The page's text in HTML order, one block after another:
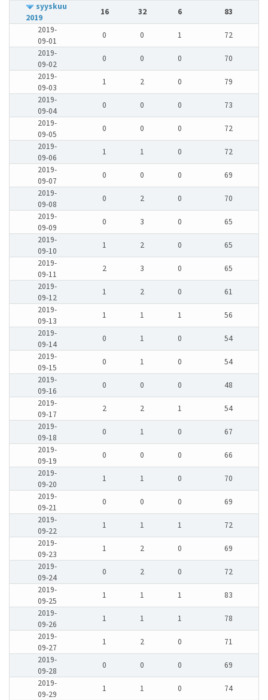
syyskuu
2019
16 32 6
83
2019-
09-01
0 0 1
72
2019-
09-02
0 0 0
70
2019-
09-03
1 2 0
79
2019-
09-04
0 0 0
73
2019-
09-05
0 0 0
72
2019-
09-06
1 1 0
72
2019-
09-07
0 0 0
69
2019-
09-08
0 2 0
70
2019-
09-09
0 3 0
65
2019-
09-10
1 2 0
65
2019-
09-11
2 3 0
65
2019-
09-12
1 2 0
61
2019-
09-13
1 1 1
56
2019-
09-14
0 1 0
54
2019-
09-15
0 1 0
54
2019-
09-16
0 0 0
48
2019-
09-17
2 2 1
54
2019-
09-18
0 1 0
67
2019-
09-19
0 0 0
66
2019-
09-20
1 1 0
70
2019-
09-21
0 0 0
69
2019-
09-22
1 1 1
72
2019-
09-23
1 2 0
69
2019-
09-24
0 2 0
72
2019-
09-25
1 1 1
83
2019-
09-26
1 1 1
78
2019-
09-27
1 2 0
71
2019-
09-28
0 0 0
69
2019-
09-29
1 1 0
74